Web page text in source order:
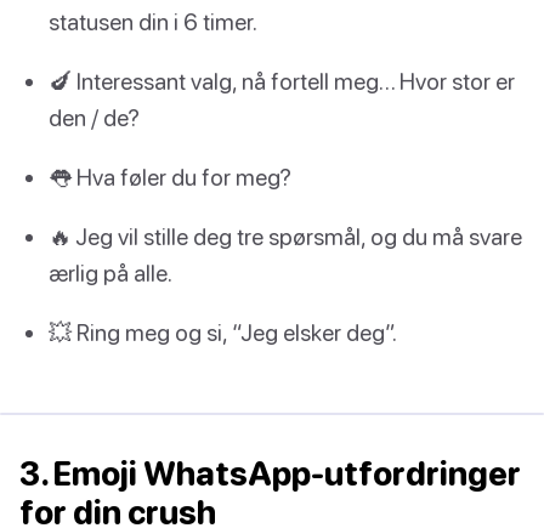
statusen din i 6 timer.
🍆 Interessant valg, nå fortell meg… Hvor stor er
den / de?
👅 Hva føler du for meg?
🔥 Jeg vil stille deg tre spørsmål, og du må svare
ærlig på alle.
💥 Ring meg og si, “Jeg elsker deg”.
3. Emoji WhatsApp-utfordringer
for din crush